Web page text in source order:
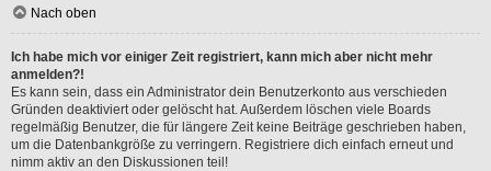
Nach oben
Ich habe mich vor einiger Zeit registriert, kann mich aber nicht mehr
anmelden?!
Es kann sein, dass ein Administrator dein Benutzerkonto aus verschieden
Gründen deaktiviert oder gelöscht hat. Außerdem löschen viele Boards
regelmäßig Benutzer, die für längere Zeit keine Beiträge geschrieben haben,
um die Datenbankgröße zu verringern. Registriere dich einfach erneut und
nimm aktiv an den Diskussionen teil!